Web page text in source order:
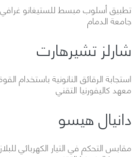
تطبيق أسلوب مبسط للستيغانو غرافي
جامعة الدمام
شارلز تشيرهارت
استجابة الرقائق النانونية باستخدام
معهد كاليفورنيا التقني
دانيال هيسو
مقابس التحكم في التيار الكهربائي